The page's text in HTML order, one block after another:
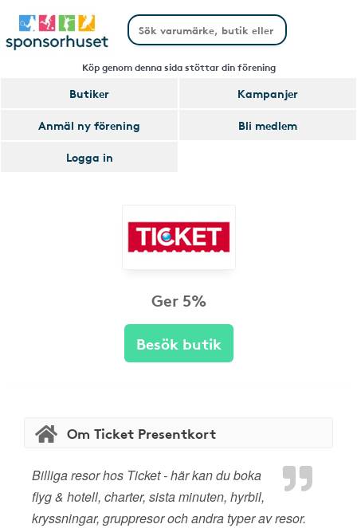
Köp genom denna sida stöttar din förening
Butiker
Kampanjer
Anmäl ny förening
Bli medlem
Logga in
Ger 5%
Besök butik
Om Ticket Presentkort
Billiga resor hos Ticket - här kan du boka
flyg & hotell, charter, sista minuten, hyrbil,
kryssningar, gruppresor och andra typer av resor.